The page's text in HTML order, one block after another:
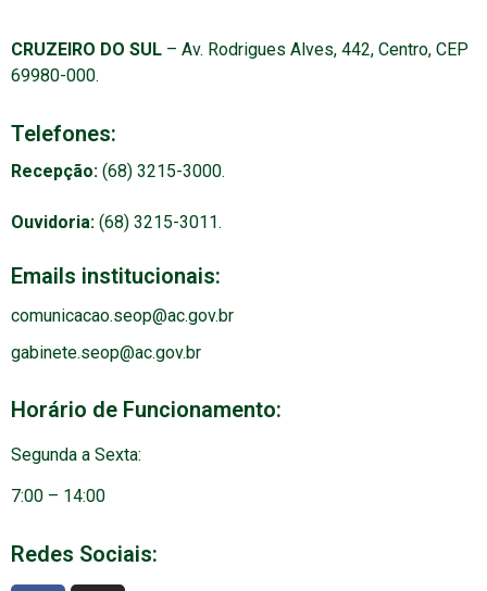
CRUZEIRO DO SUL – Av. Rodrigues Alves, 442, Centro, CEP
69980-000.
Telefones:
Recepção: (68) 3215-3000.
Ouvidoria: (68) 3215-3011.
Emails institucionais:
comunicacao.seop@ac.gov.br
gabinete.seop@ac.gov.br
Horário de Funcionamento:
Segunda a Sexta:
7:00 – 14:00
Redes Sociais: